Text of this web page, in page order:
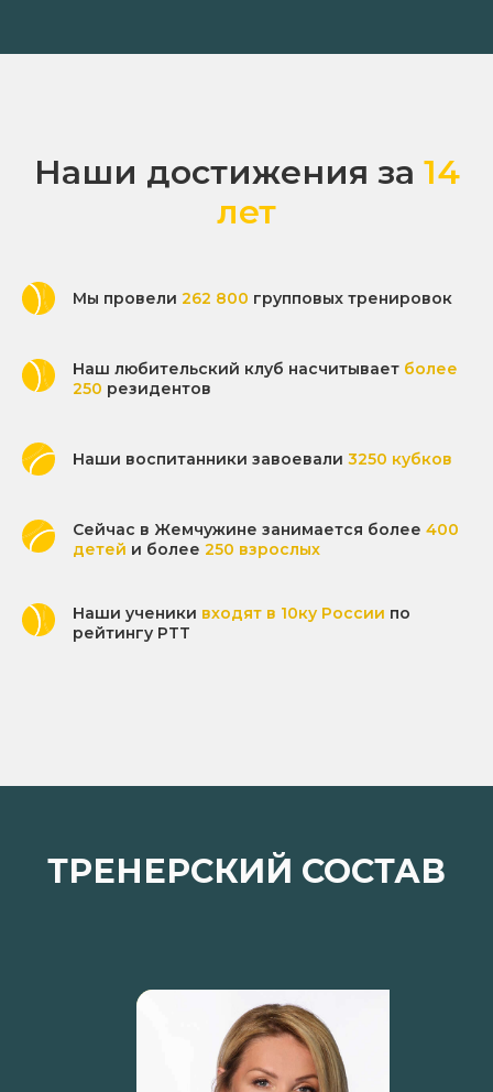
Наши достижения за 14
лет
Мы провели 262 800 групповых тренировок
Наш любительский клуб насчитывает более
250 резидентов
Наши воспитанники завоевали 3250 кубков
Сейчас в Жемчужине занимается более 400
детей и более 250 взрослых
Наши ученики входят в 10ку России по
рейтингу РTT
ТРЕНЕРСКИЙ СОСТАВ